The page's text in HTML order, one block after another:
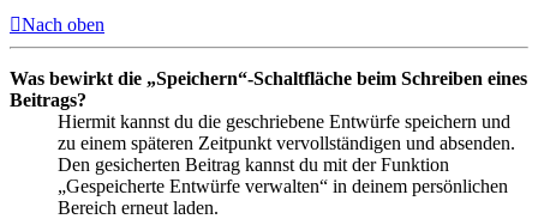
Nach oben
Was bewirkt die „Speichern“-Schaltfläche beim Schreiben eines
Beitrags?
Hiermit kannst du die geschriebene Entwürfe speichern und
zu einem späteren Zeitpunkt vervollständigen und absenden.
Den gesicherten Beitrag kannst du mit der Funktion
„Gespeicherte Entwürfe verwalten“ in deinem persönlichen
Bereich erneut laden.